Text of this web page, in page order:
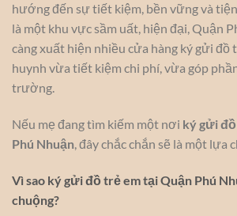
hướng đến sự tiết kiệm, bền vững và
là một khu vực sầm uất, hiện đại, Quận
càng xuất hiện nhiều cửa hàng ký gửi đồ
huynh vừa tiết kiệm chi phí, vừa góp
trường.
Nếu mẹ đang tìm kiếm một nơi ký gửi
Phú Nhuận, đây chắc chắn sẽ là một lựa
Vì sao ký gửi đồ trẻ em tại Quận Phú
chuộng?